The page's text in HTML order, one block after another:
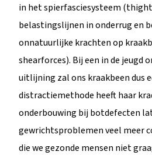
in het spierfasciesysteem
belastingslijnen in onderrug en
onnatuurlijke krachten op
shearforces). Bij een in de jeugd
uitlijning zal ons kraakbeen dus
distractiemethode heeft haar
onderbouwing bij botdefecten
gewrichtsproblemen veel meer
die we gezonde mensen niet